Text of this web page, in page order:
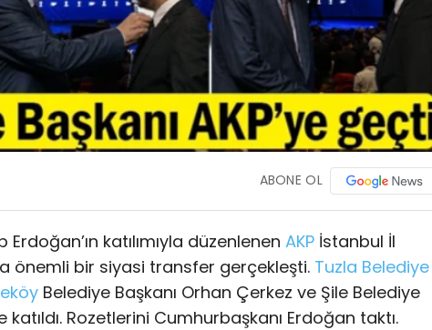
ABONE OL
katılımıyla düzenlenen AKP İstanbul İl
önemli bir siyasi transfer gerçekleşti. Tuzla Belediye
Belediye Başkanı Orhan Çerkez ve Şile Belediye
katıldı. Rozetlerini Cumhurbaşkanı Erdoğan taktı.